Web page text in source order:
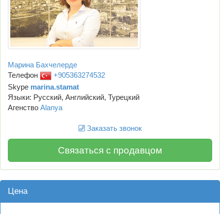
Марина Бахчелерде
Телефон
+905363274532
Skype marina.stamat
Языки: Русский, Английский, Турецкий
Агенство Alanya
Заказать звонок
Связаться с продавцом
Цена